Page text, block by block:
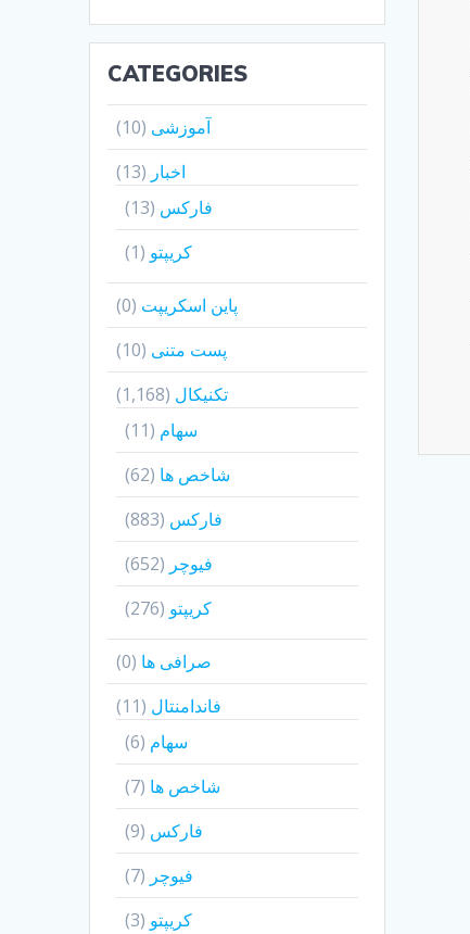
CATEGORIES
آموزشی (10)
اخبار (13)
فارکس (13)
کریپتو (1)
پاین اسکریپت (0)
پست متنی (10)
تکنیکال (1,168)
سهام (11)
شاخص ها (62)
فارکس (883)
فیوچر (652)
کریپتو (276)
صرافی ها (0)
فاندامنتال (11)
سهام (6)
شاخص ها (7)
فارکس (9)
فیوچر (7)
کریپتو (3)